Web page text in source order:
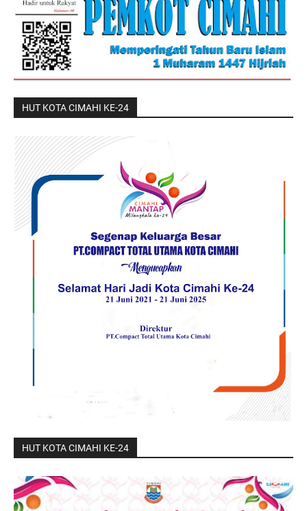
HUT KOTA CIMAHI KE-24
HUT KOTA CIMAHI KE-24